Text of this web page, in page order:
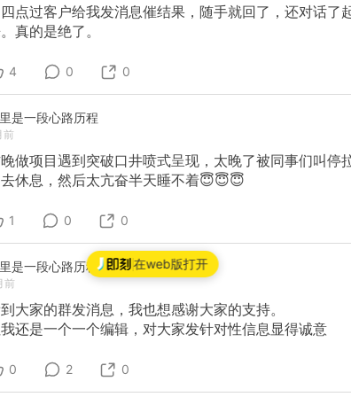
在web版打开
点过客户给我发消息催结果，随手就回了，还对话了
真的是绝了。
4 0 0
是一段心路历程
前
做项目遇到突破口井喷式呈现，太晚了被同事们叫停
休息，然后太亢奋半天睡不着😇😇😇
1 0 0
是一段心路历程
前
大家的群发消息，我也想感谢大家的支持。
还是一个一个编辑，对大家发针对性信息显得诚意
0 2 0